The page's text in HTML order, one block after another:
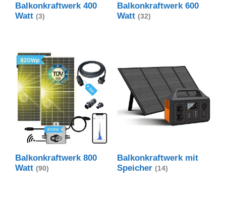
Balkonkraftwerk 400
Watt (3)
Balkonkraftwerk 600
Watt (32)
Balkonkraftwerk 800
Watt (90)
Balkonkraftwerk mit
Speicher (14)